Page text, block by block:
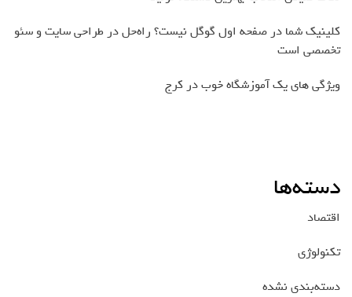
کلینیک شما در صفحه اول گوگل نیست؟ راه‌حل در طراحی سایت و سئو
تخصصی است
ویژگی های یک آموزشگاه خوب در کرج
دسته‌ها
اقتصاد
تکنولوژی
دسته‌بندی نشده